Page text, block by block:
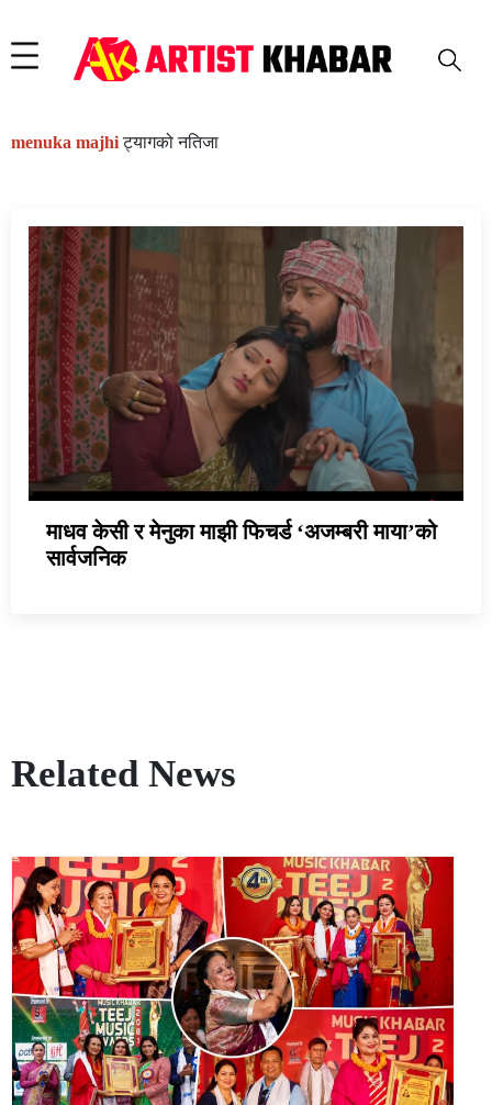
menuka majhiट्यागको नतिजा
माधव केसी र मेनुका माझी फिचर्ड ‘अजम्बरी माया’को
सार्वजनिक
Related News